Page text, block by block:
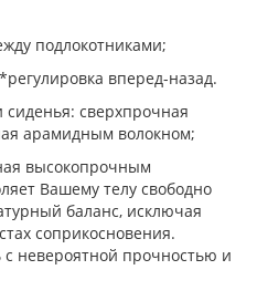
подлокотниками;
вперед-назад.
сверхпрочная
арамидным волокном;
высокопрочным
Вашему телу свободно
баланс, исключая
соприкосновения.
невероятной прочностью и